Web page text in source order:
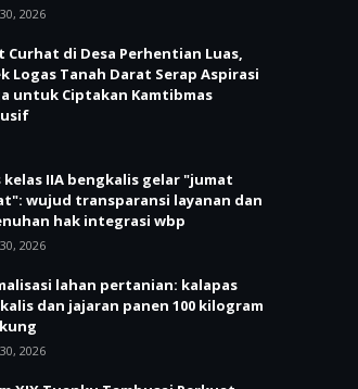
2026
Curhat di Desa Perhentian Luas,
Logas Tanah Darat Serap Aspirasi
untuk Ciptakan Kamtibmas
kelas IIA bengkalis gelar "jumat
wujud transparansi layanan dan
hak integrasi wbp
2026
lahan pertanian: kalapas
dan jajaran panen 100 kilogram
2026